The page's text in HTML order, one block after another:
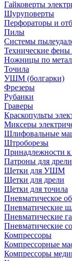
Гайковерты
Шуруповерты
Перфораторы и
Пилы
Системы
Технические фены
Ножницы по
Точила
УШМ (болгарки)
Фрезеры
Рубанки
Граверы
Краскопульты
Миксеры
Шлифовальные
Штроборезы
Принадлежности к
Патроны для дрели
Щетки для УШМ
Щетки для дрели
Щетки для точила
Пневматическое
Пневматические
Пневматические
Пневматические
Компрессоры
Компрессорные
Компрессоры